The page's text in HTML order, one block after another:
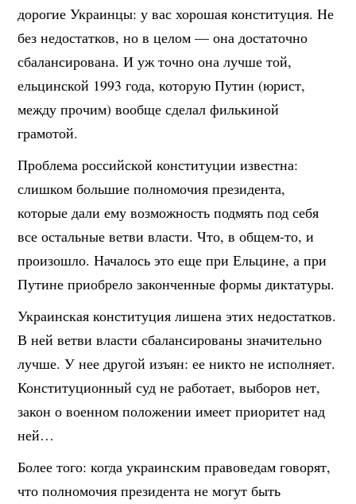
дорогие Украинцы: у вас хорошая конституция. Не
без недостатков, но в целом — она достаточно
сбалансирована. И уж точно она лучше той,
ельцинской 1993 года, которую Путин (юрист,
между прочим) вообще сделал филькиной
грамотой.
Проблема российской конституции известна:
слишком большие полномочия президента,
которые дали ему возможность подмять под себя
все остальные ветви власти. Что, в общем-то, и
произошло. Началось это еще при Ельцине, а при
Путине приобрело законченные формы диктатуры.
Украинская конституция лишена этих недостатков.
В ней ветви власти сбалансированы значительно
лучше. У нее другой изъян: ее никто не исполняет.
Конституционный суд не работает, выборов нет,
закон о военном положении имеет приоритет над
ней…
Более того: когда украинским правоведам говорят,
что полномочия президента не могут быть